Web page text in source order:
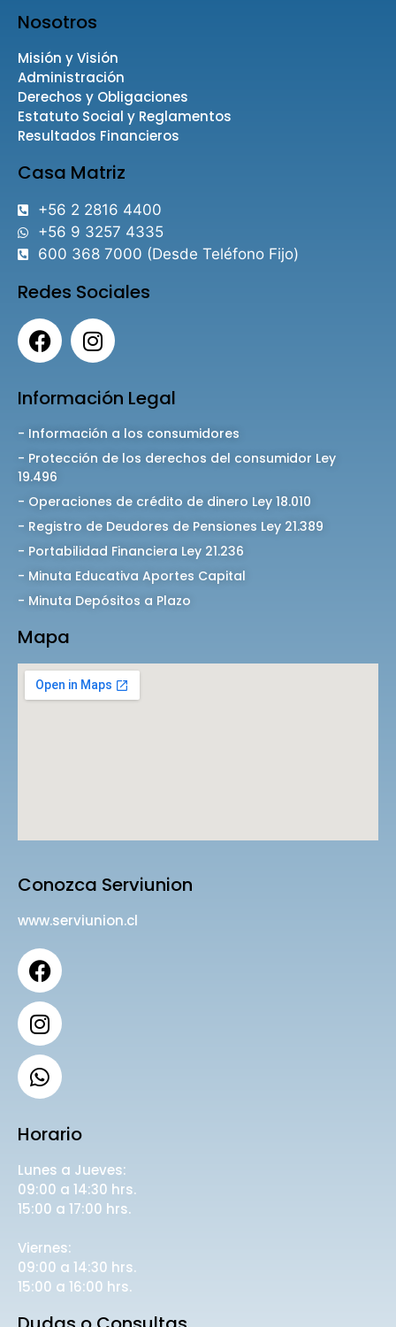
Nosotros
Misión y Visión
Administración
Derechos y Obligaciones
Estatuto Social y Reglamentos
Resultados Financieros
Casa Matriz
+56 2 2816 4400
+56 9 3257 4335
600 368 7000 (Desde Teléfono Fijo)
Redes Sociales
Información Legal
- Información a los consumidores
- Protección de los derechos del consumidor Ley
19.496
- Operaciones de crédito de dinero Ley 18.010
- Registro de Deudores de Pensiones Ley 21.389
- Portabilidad Financiera Ley 21.236
- Minuta Educativa Aportes Capital
- Minuta Depósitos a Plazo
Mapa
Conozca Serviunion
www.serviunion.cl
Horario
Lunes a Jueves:
09:00 a 14:30 hrs.
15:00 a 17:00 hrs.
Viernes:
09:00 a 14:30 hrs.
15:00 a 16:00 hrs.